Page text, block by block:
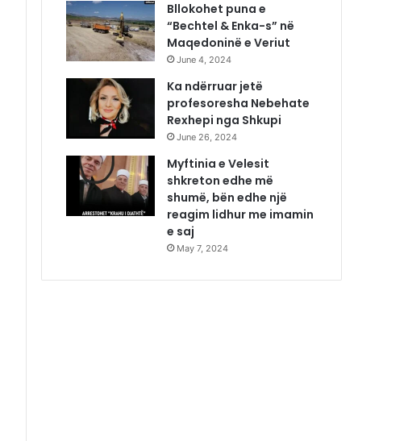
Bllokohet puna e
“Bechtel & Enka-s” në
Maqedoninë e Veriut
June 4, 2024
Ka ndërruar jetë
profesoresha Nebehate
Rexhepi nga Shkupi
June 26, 2024
Myftinia e Velesit
shkreton edhe më
shumë, bën edhe një
reagim lidhur me imamin
e saj
May 7, 2024